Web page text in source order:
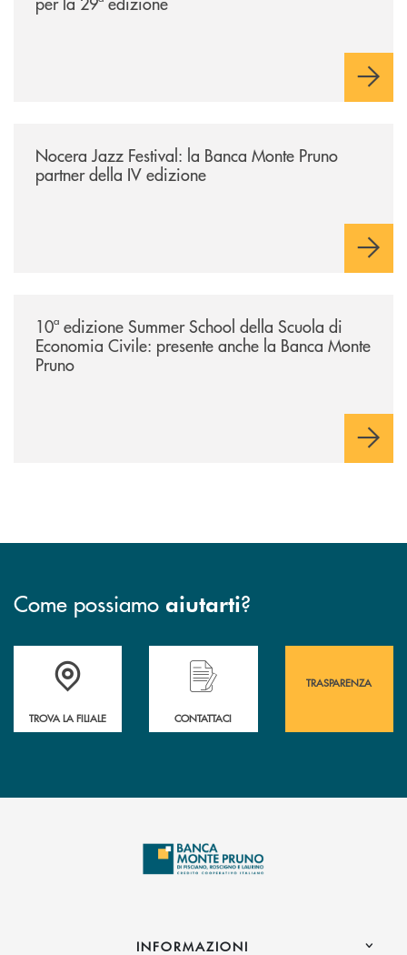
Nocera Jazz Festival: la Banca Monte Pruno
partner della IV edizione
10ª edizione Summer School della Scuola di
Economia Civile: presente anche la Banca Monte
Pruno
Come possiamo aiutarti?
Accedi all' elenco completo&nbsp; delle&nbsp; filiali&nbsp; di Banca
TROVA LA FILIALE
Hai bisogno di assistenza immediata?
CONTATTACI
TRASPARENZA
INFORMAZIONI